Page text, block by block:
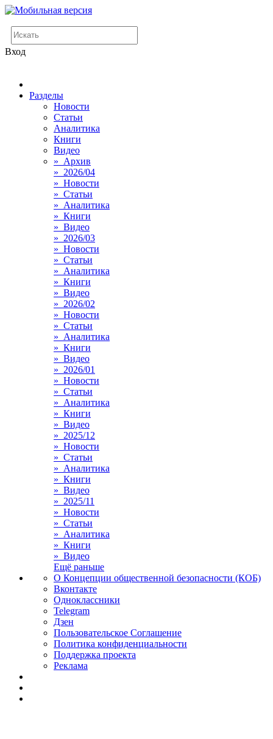
Вход
Разделы
Новости
Статьи
Аналитика
Книги
Видео
» Архив
» 2026/04
» Новости
» Статьи
» Аналитика
» Книги
» Видео
» 2026/03
» Новости
» Статьи
» Аналитика
» Книги
» Видео
» 2026/02
» Новости
» Статьи
» Аналитика
» Книги
» Видео
» 2026/01
» Новости
» Статьи
» Аналитика
» Книги
» Видео
» 2025/12
» Новости
» Статьи
» Аналитика
» Книги
» Видео
» 2025/11
» Новости
» Статьи
» Аналитика
» Книги
» Видео
Ещё раньше
О Концепции общественной безопасности (КОБ)
Вконтакте
Одноклассники
Telegram
Дзен
Пользовательское Соглашение
Политика конфиденциальности
Поддержка проекта
Реклама